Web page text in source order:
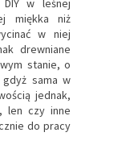
w leśnej
miękka niż
w niej
drewniane
stanie, o
sama w
jednak,
len czy inne
do pracy